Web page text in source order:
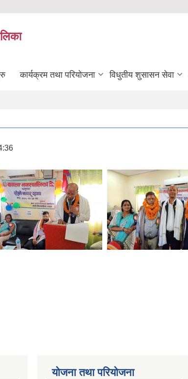
कार्यक्रम तथा परियोजना विधुतीय शुसासन सेवा
योजना तथा परियोजना